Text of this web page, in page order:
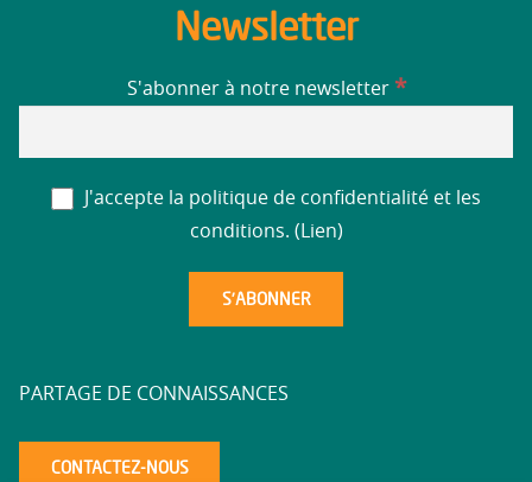
Newsletter
S'abonner à notre newsletter *
J'accepte la politique de confidentialité et les
conditions. (Lien)
PARTAGE DE CONNAISSANCES
CONTACTEZ-NOUS